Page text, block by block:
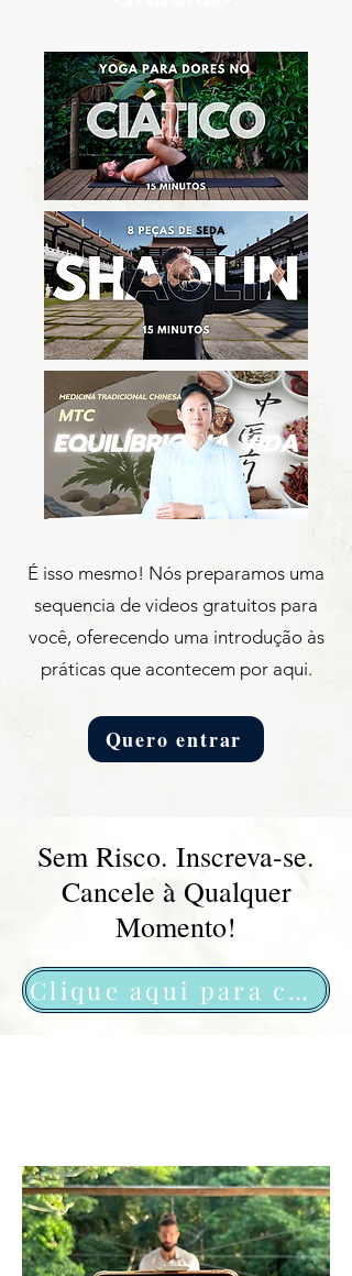
É isso mesmo! Nós preparamos uma
sequencia de videos gratuitos para
você, oferecendo uma introdução às
práticas que acontecem por aqui.
Quero entrar
​Sem Risco. Inscreva-se.
Cancele à Qualquer
Momento!
Clique aqui para começar agora mesmo!!